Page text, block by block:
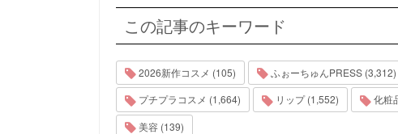
この記事のキーワード
2026新作コスメ (105) ふぉーちゅんPRESS (3,312)
プチプラコスメ (1,664)
リップ (1,552) 化粧
美容 (139)